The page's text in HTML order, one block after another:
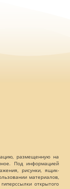
размещенную на
Под информацией
рисунки, ящик-
материалов,
открытого